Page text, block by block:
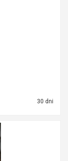
30 dni